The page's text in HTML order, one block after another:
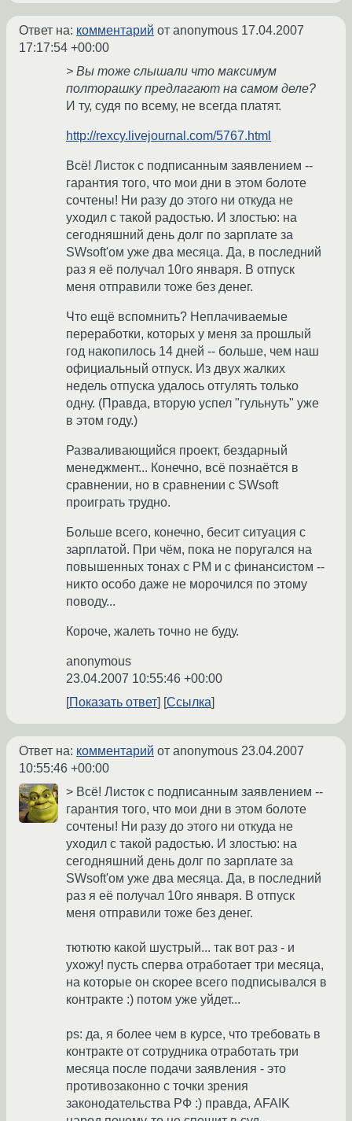
Ответ на: комментарий от anonymous 17.04.2007
17:17:54 +00:00
> Вы тоже слышали что максимум
полторашку предлагают на самом деле?
И ту, судя по всему, не всегда платят.
http://rexcy.livejournal.com/5767.html
Всё! Листок с подписанным заявлением --
гарантия того, что мои дни в этом болоте
сочтены! Ни разу до этого ни откуда не
уходил с такой радостью. И злостью: на
сегодняшний день долг по зарплате за
SWsoft'ом уже два месяца. Да, в последний
раз я её получал 10го января. В отпуск
меня отправили тоже без денег.
Что ещё вспомнить? Неплачиваемые
переработки, которых у меня за прошлый
год накопилось 14 дней -- больше, чем наш
официальный отпуск. Из двух жалких
недель отпуска удалось отгулять только
одну. (Правда, вторую успел "гульнуть" уже
в этом году.)
Разваливающийся проект, бездарный
менеджмент... Конечно, всё познаётся в
сравнении, но в сравнении с SWsoft
проиграть трудно.
Больше всего, конечно, бесит ситуация с
зарплатой. При чём, пока не поругался на
повышенных тонах с PM и с финансистом --
никто особо даже не морочился по этому
поводу...
Короче, жалеть точно не буду.
anonymous
23.04.2007 10:55:46 +00:00
Показать ответ
Ссылка
Ответ на: комментарий от anonymous 23.04.2007
10:55:46 +00:00
> Всё! Листок с подписанным заявлением --
гарантия того, что мои дни в этом болоте
сочтены! Ни разу до этого ни откуда не
уходил с такой радостью. И злостью: на
сегодняшний день долг по зарплате за
SWsoft'ом уже два месяца. Да, в последний
раз я её получал 10го января. В отпуск
меня отправили тоже без денег.
тютютю какой шустрый... так вот раз - и
ухожу! пусть сперва отработает три месяца,
на которые он скорее всего подписывался в
контракте :) потом уже уйдет...
ps: да, я более чем в курсе, что требовать в
контракте от сотрудника отработать три
месяца после подачи заявления - это
противозаконно с точки зрения
законодательства РФ :) правда, AFAIK